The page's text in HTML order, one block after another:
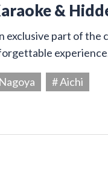
&
exclusive part of
# Aichi